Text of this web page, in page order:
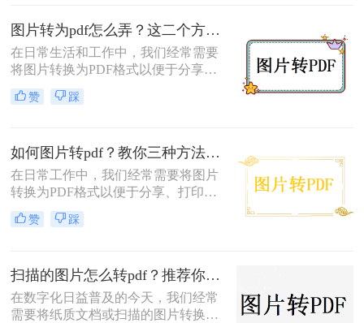
图片转为pdf怎么弄？这二个方法值得收藏
在日常生活和工作中，我们经常需要
将图片转换为PDF格式以便于分享、
存档或打印。PDF格式的文件具有跨
平台、不易修改且保持原始格式的优
面，我们将详细介绍两种将图片转换
为PDF的常用方法。
赞 踩
如何图片转pdf？教你三种方法，轻松搞定
在日常工作中，我们经常需要将图片
转换为PDF格式以便于分享、打印或
存档。那么如何图片转pdf呢？下面将
介绍三种简单且实用的图片转PDF的
赞 踩
扫描的图片怎么转pdf？推荐你试试这两个方法！
在数字化日益普及的今天，我们经常
需要将纸质文档或扫描的图片转换为